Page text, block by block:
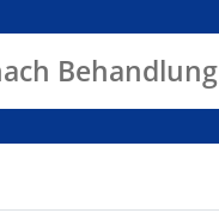
Behandlung